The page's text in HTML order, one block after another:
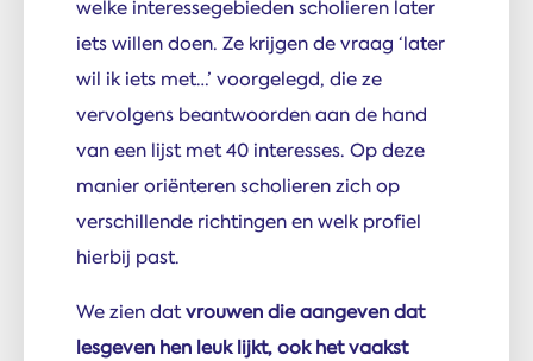
welke interessegebieden scholieren later
iets willen doen. Ze krijgen de vraag ‘later
wil ik iets met…’ voorgelegd, die ze
vervolgens beantwoorden aan de hand
van een lijst met 40 interesses. Op deze
manier oriënteren scholieren zich op
verschillende richtingen en welk profiel
hierbij past.
We zien datvrouwen die aangeven dat
lesgeven hen leuk lijkt, ook het vaakst